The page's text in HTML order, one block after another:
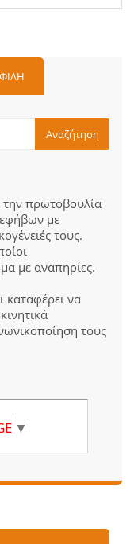
την πρωτοβουλία
με
τους.
με αναπηρίες.
καταφέρει να
τους
▼